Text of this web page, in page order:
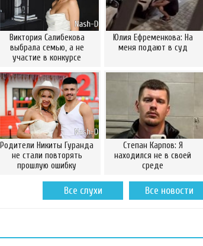
Виктория Салибекова
выбрала семью, а не
участие в конкурсе
Юлия Ефременкова: На
меня подают в суд
Родители Никиты Гуранда
не стали повторять
прошлую ошибку
Степан Карпов: Я
находился не в своей
среде
Все новости
Все слухи